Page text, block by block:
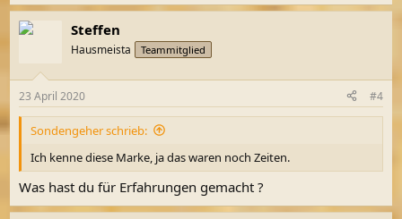
a
k
e
n
Steffen
Hausmeista Teammitglied
23 April 2020 #4
Sondengeher schrieb:
Ich kenne diese Marke, ja das waren noch Zeiten.
Was hast du für Erfahrungen gemacht ?